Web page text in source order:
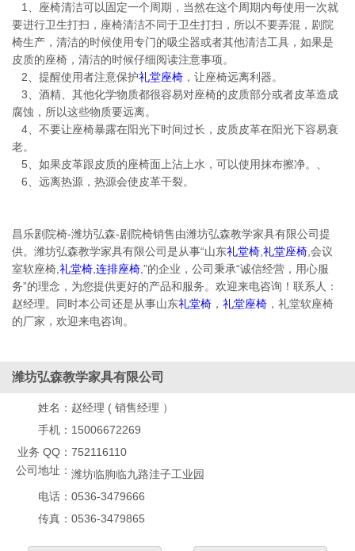
1、座椅清洁可以固定一个周期，当然在这个周期内每使用一次就
要进行卫生打扫，座椅清洁不同于卫生打扫，所以不要弄混，剧院
椅生产，清洁的时候使用专门的吸尘器或者其他清洁工具，如果是
皮质的座椅，清洁的时候仔细阅读注意事项。
2、提醒使用者注意保护礼堂座椅 ，让座椅远离利器。
3、酒精、其他化学物质都很容易对座椅的皮质部分或者皮革造成
腐蚀，所以这些物质要远离。
4、不要让座椅暴露在阳光下时间过长，皮质皮革在阳光下容易衰
老。
5、如果皮革跟皮质的座椅面上沾上水，可以使用抹布擦净。、
6、远离热源，热源会使皮革干裂。
昌乐剧院椅-潍坊弘森-剧院椅销售由潍坊弘森教学家具有限公司提
供。潍坊弘森教学家具有限公司是从事“山东礼堂椅 礼堂座椅 ,会议
室软座椅, 礼堂椅 连排座椅 ,”的企业，公司秉承“诚信经营，用心服
务”的理念，为您提供更好的产品和服务。欢迎来电咨询！联系人：
赵经理。同时本公司还是从事山东礼堂椅 ， 礼堂座椅 ，礼堂软座椅
的厂家，欢迎来电咨询。
潍坊弘森教学家具有限公司
姓名： 赵经理 ( 销售经理 ）
手机： 15006672269
业务 QQ： 752116110
公司地址： 潍坊临朐临九路洼子工业园
电话： 0536-3479666
传真： 0536-3479865